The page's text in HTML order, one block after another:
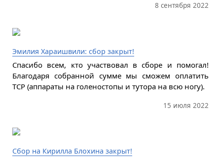
8 сентября 2022
Эмилия Хараишвили: сбор закрыт!
Спасибо всем, кто участвовал в сборе и помогал!
Благодаря собранной сумме мы сможем оплатить
ТСР (аппараты на голеностопы и тутора на всю ногу).
15 июля 2022
Сбор на Кирилла Блохина закрыт!